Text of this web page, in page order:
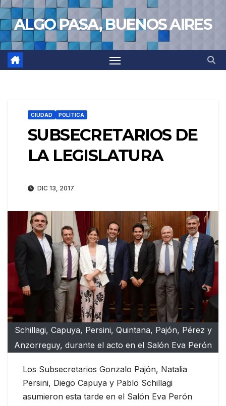
Saltar
al
contenido
ALGO PASA, BUENOS AIRES
CIUDAD POLÍTICA
SUBSECRETARIOS DE
LA LEGISLATURA
DIC 13, 2017
Schillagi, Capuya, Persini, Quintana, Pajón, Pérez y
Anzorreguy, durante el acto en el Salón Eva Perón
Los Subsecretarios Gonzalo Pajón, Natalia
Persini, Diego Capuya y Pablo Schillagi
asumieron esta tarde en el Salón Eva Perón